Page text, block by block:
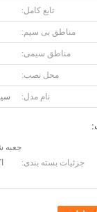
تابع کامل:
مناطق بی سیم:
مناطق سیمی:
محل نصب:
نام مدل:
جزئیات بسته بندی:
جعبه